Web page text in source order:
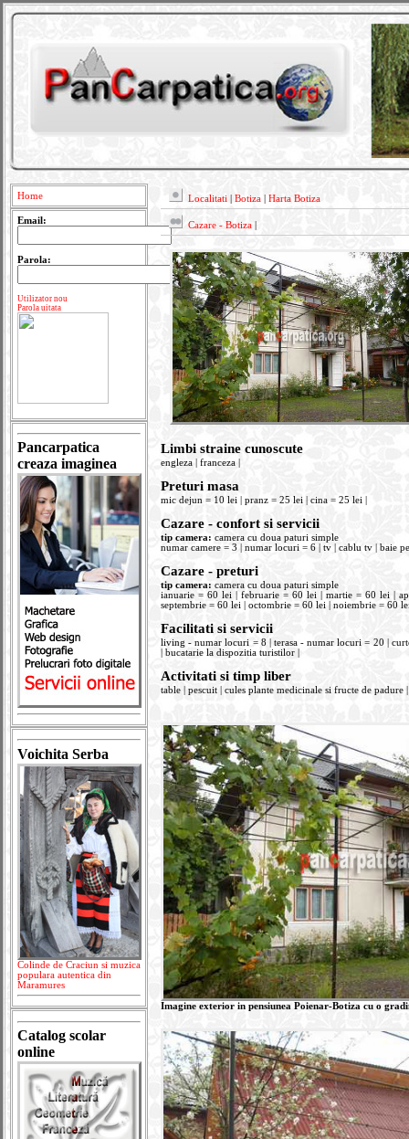
Home
Email:
Parola:
Utilizator nou
Parola uitata
Pancarpatica
creaza imaginea
Voichita Serba
Colinde de Craciun si muzica
populara autentica din
Maramures
Catalog scolar
online
Localitati Botiza Harta Botiza
Cazare - Botiza
Limbi straine cunoscute
engleza | franceza |
Preturi masa
mic dejun = 10 lei | pranz = 25 lei | cina = 25 lei |
Cazare - confort si servicii
tip camera: camera cu doua paturi simple
numar camere = 3 | numar locuri = 6 | tv | cablu tv | baie
Cazare - preturi
tip camera: camera cu doua paturi simple
ianuarie = 60 lei | februarie = 60 lei | martie = 60 lei |
septembrie = 60 lei | octombrie = 60 lei | noiembrie = 60
Facilitati si servicii
living - numar locuri = 8 | terasa - numar locuri = 20 |
| bucatarie la dispozitia turistilor |
Activitati si timp liber
table | pescuit | cules plante medicinale si fructe de padure
Imagine exterior in pensiunea Poienar-Botiza cu o